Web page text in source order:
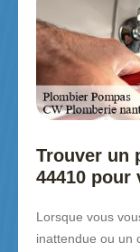
Trouver un
44410 pour
Lorsque vous
inattendue ou un